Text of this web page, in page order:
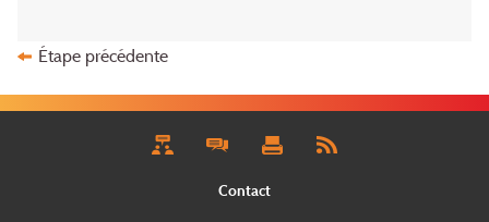
Étape précédente
Contact